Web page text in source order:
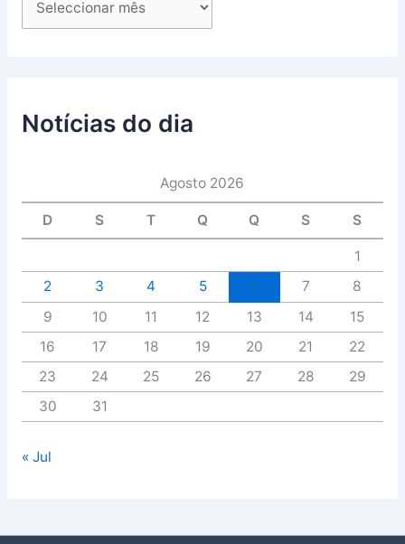
Notícias do dia
Agosto 2026
D S T Q Q S S
1
2
3 4 5 7
8
9
10 11 12 13 14
15
16
17 18 19 20 21
22
23
24 25 26 27 28
29
30
31
« Jul